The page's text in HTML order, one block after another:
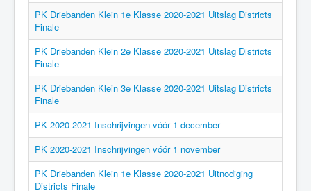
PK Driebanden Klein 1e Klasse 2020-2021 Uitslag Districts
Finale
PK Driebanden Klein 2e Klasse 2020-2021 Uitslag Districts
Finale
PK Driebanden Klein 3e Klasse 2020-2021 Uitslag Districts
Finale
PK 2020-2021 Inschrijvingen vóór 1 december
PK 2020-2021 Inschrijvingen vóór 1 november
PK Driebanden Klein 1e Klasse 2020-2021 Uitnodiging
Districts Finale